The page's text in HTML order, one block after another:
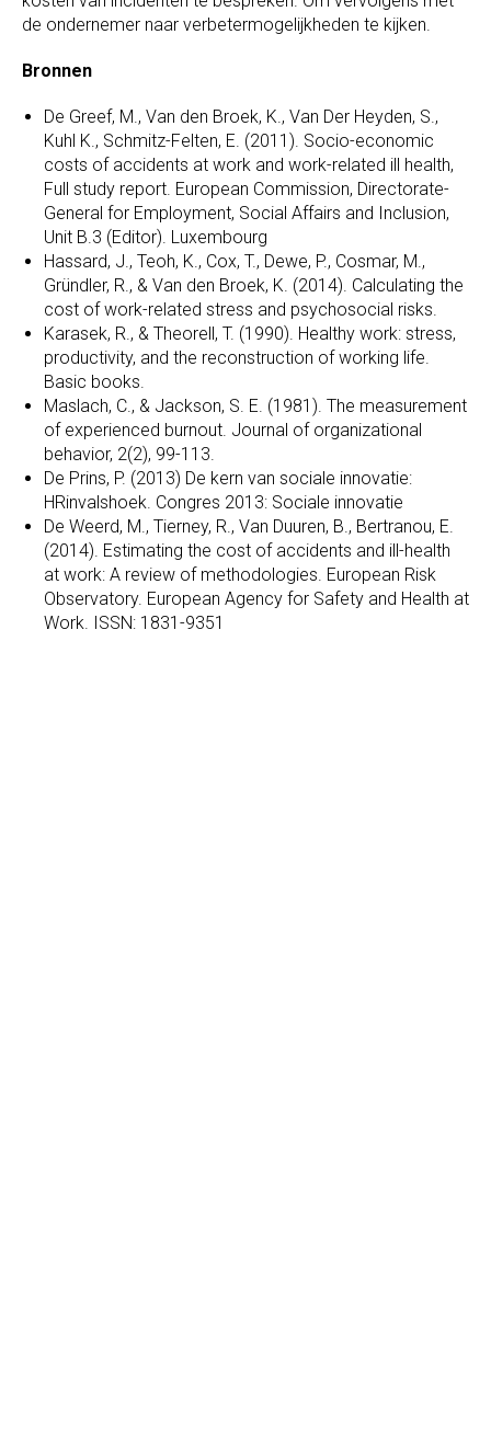
de ondernemer naar verbetermogelijkheden te kijken.
Bronnen
De Greef, M., Van den Broek, K., Van Der Heyden, S.,
Kuhl K., Schmitz-Felten, E. (2011). Socio-economic
costs of accidents at work and work-related ill health,
Full study report. European Commission, Directorate-
General for Employment, Social Affairs and Inclusion,
Unit B.3 (Editor). Luxembourg
Hassard, J., Teoh, K., Cox, T., Dewe, P., Cosmar, M.,
Gründler, R., & Van den Broek, K. (2014). Calculating the
cost of work-related stress and psychosocial risks.
Karasek, R., & Theorell, T. (1990). Healthy work: stress,
productivity, and the reconstruction of working life.
Basic books.
Maslach, C., & Jackson, S. E. (1981). The measurement
of experienced burnout. Journal of organizational
behavior, 2(2), 99-113.
De Prins, P. (2013) De kern van sociale innovatie:
HRinvalshoek. Congres 2013: Sociale innovatie
De Weerd, M., Tierney, R., Van Duuren, B., Bertranou, E.
(2014). Estimating the cost of accidents and ill-health
at work: A review of methodologies. European Risk
Observatory. European Agency for Safety and Health at
Work. ISSN: 1831-9351